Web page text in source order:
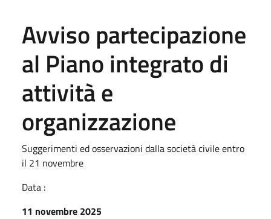
Avviso partecipazione
al Piano integrato di
attività e
organizzazione
Suggerimenti ed osservazioni dalla società civile entro
il 21 novembre
Data :
11 novembre 2025